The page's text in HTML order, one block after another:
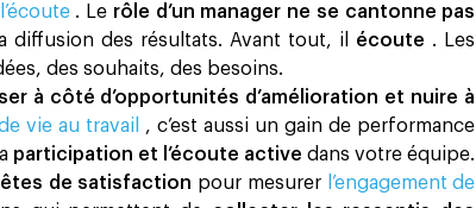
l’écoute . Le rôle d’un​ manager ne se cantonne pas
diffusion des résultats. Avant tout, il écoute . Les
des souhaits, des besoins.
à côté d’opportunités d’amélioration et nuire à
vie au travail , c’est aussi un gain de performance
participation et l’écoute active dans votre équipe.
de satisfaction pour mesurer
l’engagement de